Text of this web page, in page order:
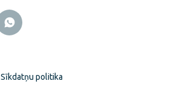
Sīkdatņu politika